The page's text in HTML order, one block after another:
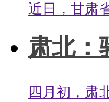
近日，甘肃
肃北：
四月初，肃